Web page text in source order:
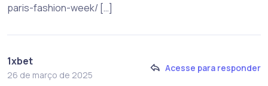
paris-fashion-week/ […]
1xbet
26 de março de 2025
Acesse para responder